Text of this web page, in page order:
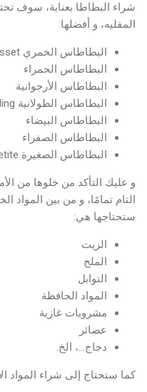
شراء البطاطا بعناية، سوف
المقليه، و أفضلها:
البطاطاس الخمري Russet
البطاطاس الحمراء
البطاطاس الأرجوانية
البطاطاس الطولانية Fingerling
البطاطاس البيضاء
البطاطاس الصفراء
البطاطاس الصغيرة Petite
و عليك التأكد من خلوها من
التام تمامًا، و من بين المواد
ستحتاجها هي:
الزيت
الملح
التوابل
المواد الحافظة
مشروبات غازية
عصائر
دجاج...، الخ.
كما ستحتاج إلى شراء المواد